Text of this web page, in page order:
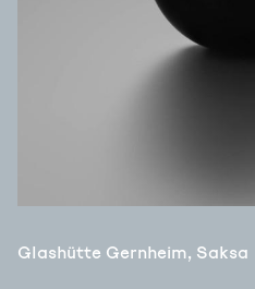
Glashütte Gernheim, Saksa